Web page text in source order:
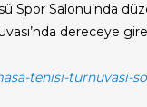
Spor Salonu’nda
dereceye
tenisi-turnuvasi-